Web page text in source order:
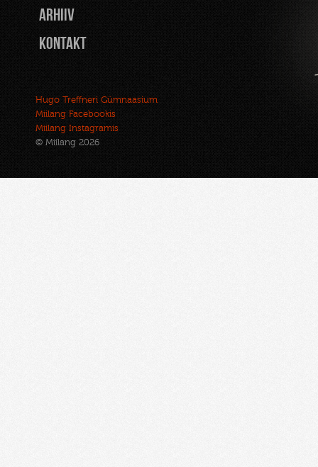
Arhiiv
Kontakt
Hugo Treffneri Gümnaasium
Miilang Facebookis
Miilang Instagramis
© Miilang 2026